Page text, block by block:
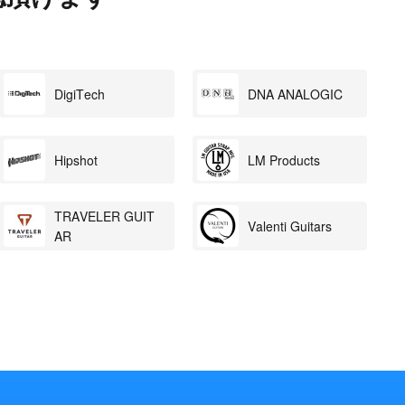
DigiTech DNA ANALOGIC
Hipshot LM Products
TRAVELER GUIT
AR
Valenti Guitars